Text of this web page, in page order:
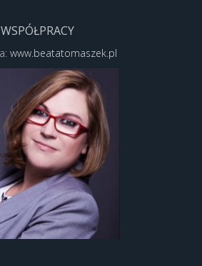
www.beatatomaszek.pl